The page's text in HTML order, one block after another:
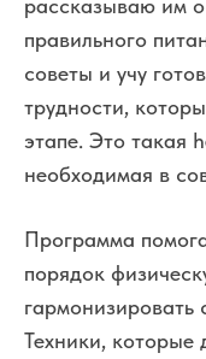
рассказываю им
правильного
советы и учу
трудности,
этапе. Это такая
необходимая в
Программа
порядок
гармонизировать
Техники,